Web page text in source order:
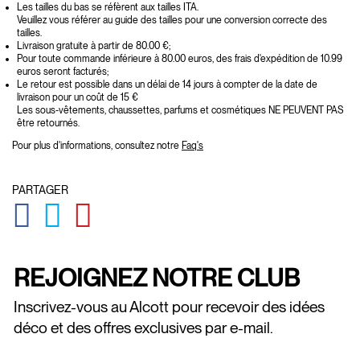
Les tailles du bas se réfèrent aux tailles ITA.
Veuillez vous référer au guide des tailles pour une conversion correcte des
tailles.
Livraison gratuite à partir de 80.00 €;
Pour toute commande inférieure à 80.00 euros, des frais d'expédition de 10.99
euros seront facturés;
Le retour est possible dans un délai de 14 jours à compter de la date de
livraison pour un coût de 15 €
Les sous-vêtements, chaussettes, parfums et cosmétiques NE PEUVENT PAS
être retournés.
Pour plus d'informations, consultez notre Faq's
PARTAGER
GLOBAL.SOCIALSHARE.FACEBOOK
GLOBAL.SOCIALSHARE.TWITTER
REJOIGNEZ NOTRE CLUB
Inscrivez-vous au Alcott pour recevoir des idées
déco et des offres exclusives par e-mail.